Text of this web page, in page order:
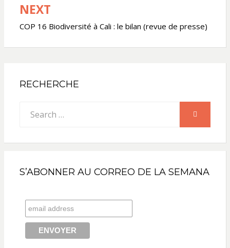
NEXT
COP 16 Biodiversité à Cali : le bilan (revue de presse)
RECHERCHE
for:
SEARCH
S’ABONNER AU CORREO DE LA SEMANA